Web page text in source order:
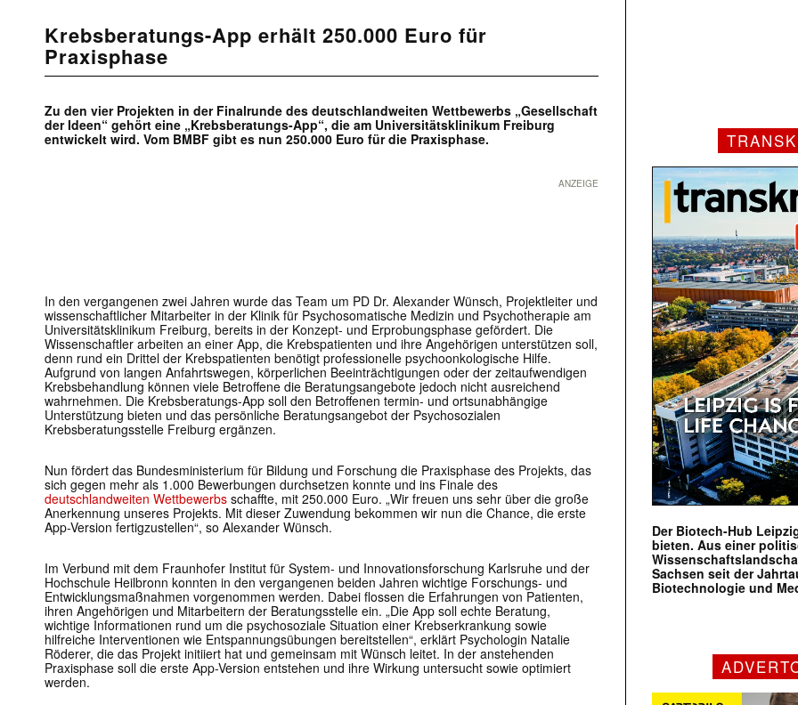
Krebsberatungs-App erhält 250.000 Euro für
Praxisphase
Zu den vier Projekten in der Finalrunde des deutschlandweiten Wettbewerbs „Gesellschaft
der Ideen“ gehört eine „Krebsberatungs-App“, die am Universitätsklinikum Freiburg
entwickelt wird. Vom BMBF gibt es nun 250.000 Euro für die Praxisphase.
ANZEIGE
In den vergangenen zwei Jahren wurde das Team um PD Dr. Alexander Wünsch, Projektleiter und
wissenschaftlicher Mitarbeiter in der Klinik für Psychosomatische Medizin und Psychotherapie am
Universitätsklinikum Freiburg, bereits in der Konzept- und Erprobungsphase gefördert. Die
Wissenschaftler arbeiten an einer App, die Krebspatienten und ihre Angehörigen unterstützen soll,
denn rund ein Drittel der Krebspatienten benötigt professionelle psychoonkologische Hilfe.
Aufgrund von langen Anfahrtswegen, körperlichen Beeinträchtigungen oder der zeitaufwendigen
Krebsbehandlung können viele Betroffene die Beratungsangebote jedoch nicht ausreichend
wahrnehmen. Die Krebsberatungs-App soll den Betroffenen termin- und ortsunabhängige
Unterstützung bieten und das persönliche Beratungsangebot der Psychosozialen
Krebsberatungsstelle Freiburg ergänzen.
Nun fördert das Bundesministerium für Bildung und Forschung die Praxisphase des Projekts, das
sich gegen mehr als 1.000 Bewerbungen durchsetzen konnte und ins Finale des
deutschlandweiten Wettbewerbs schaffte, mit 250.000 Euro. „Wir freuen uns sehr über die große
Anerkennung unseres Projekts. Mit dieser Zuwendung bekommen wir nun die Chance, die erste
App-Version fertigzustellen“, so Alexander Wünsch.
Im Verbund mit dem Fraunhofer Institut für System- und Innovationsforschung Karlsruhe und der
Hochschule Heilbronn konnten in den vergangenen beiden Jahren wichtige Forschungs- und
Entwicklungsmaßnahmen vorgenommen werden. Dabei flossen die Erfahrungen von Patienten,
ihren Angehörigen und Mitarbeitern der Beratungsstelle ein. „Die App soll echte Beratung,
wichtige Informationen rund um die psychosoziale Situation einer Krebserkrankung sowie
hilfreiche Interventionen wie Entspannungsübungen bereitstellen“, erklärt Psychologin Natalie
Röderer, die das Projekt initiiert hat und gemeinsam mit Wünsch leitet. In der anstehenden
Praxisphase soll die erste App-Version entstehen und ihre Wirkung untersucht sowie optimiert
werden.
Der Biotech-Hub
bieten. Aus einer
Sachsen seit der
Biotechnologie und